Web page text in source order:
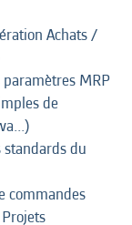
Achats /
MRP
de
du
commandes